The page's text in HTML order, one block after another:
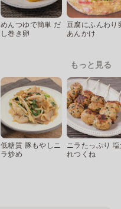
めんつゆで簡単 だ
し巻き卵
豆腐にふんわり
あんかけ
もっと見る
低糖質 豚もやしニ
ラ炒め
ニラたっぷり
れつくね